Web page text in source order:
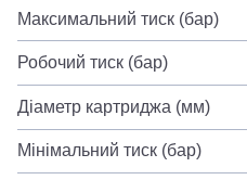
Максимальний тиск (бар)
Робочий тиск (бар)
Діаметр картриджа (мм)
Мінімальний тиск (бар)